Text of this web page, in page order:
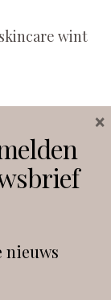
wint
nieuws
×